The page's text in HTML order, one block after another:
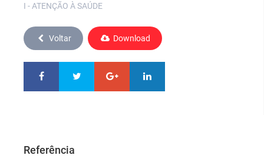
I - ATENÇÃO À SAÚDE
Voltar Download
Referência